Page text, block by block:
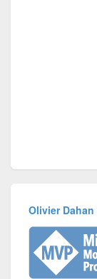
Olivier Dahan